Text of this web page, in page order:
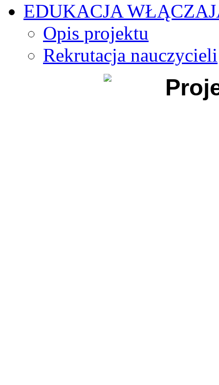
EDUKACJA
Opis projektu
Rekrutacja nauczycieli